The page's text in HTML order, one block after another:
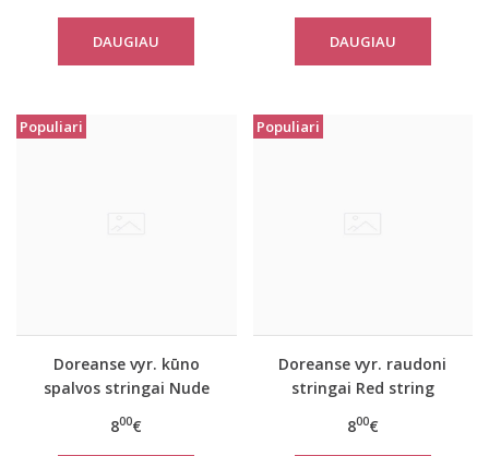
DAUGIAU DAUGIAU
Populiari
Doreanse vyr. kūno
spalvos stringai Nude
800€
Populiari
Doreanse vyr. raudoni
stringai Red string
800€